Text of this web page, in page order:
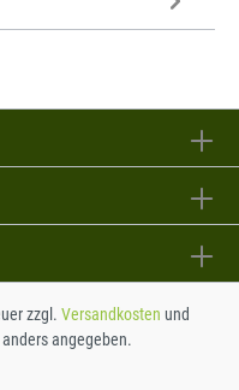
zzgl. Versandkosten und
angegeben.